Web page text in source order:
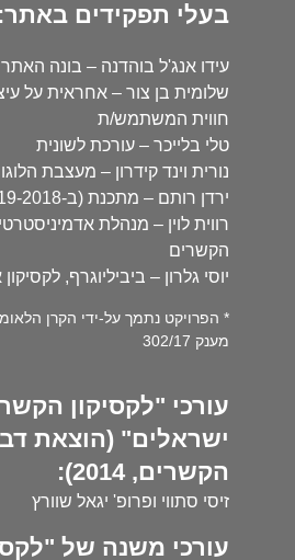
בעלי תפקידים באתר:
עידו אנג'ל בוהדנה – בונה האתר
שלומית בן צור – אחראית על
חווית המשתמש/ת
טלי בלייכר – עורכת לשונית
נורית וינד קידרון – מעצבת הלוגו
ירדן רותם – מתכנת (ב-2019-2018)
רווית לוין – מנהלת
הקשרים
יוסי גלרון – ביביליוגרף, לקסיקון
* הפרויקט נתמך על-ידי הקרן
מענק 302/17
עורכי "לקסיקון
ישראלים" (הוצאת
הקשרים, 2014):
זיסי סתווי ופרופ' יגאל שוורץ
עורכי משנה של